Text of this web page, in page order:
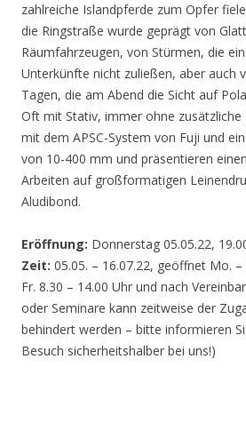
zahlreiche Islandpferde zum Opfer
die Ringstraße wurde geprägt von
Räumfahrzeugen, von Stürmen, die
Unterkünfte nicht zuließen, aber auch
Tagen, die am Abend die Sicht auf
Oft mit Stativ, immer ohne zusätzliche
mit dem APSC-System von Fuji und
von 10-400 mm und präsentieren
Arbeiten auf großformatigen
Aludibond.
Eröffnung: Donnerstag 05.05.22,
Zeit: 05.05. – 16.07.22, geöffnet Mo.
Fr. 8.30 – 14.00 Uhr und nach
oder Seminare kann zeitweise der
behindert werden – bitte informieren
Besuch sicherheitshalber bei uns!)